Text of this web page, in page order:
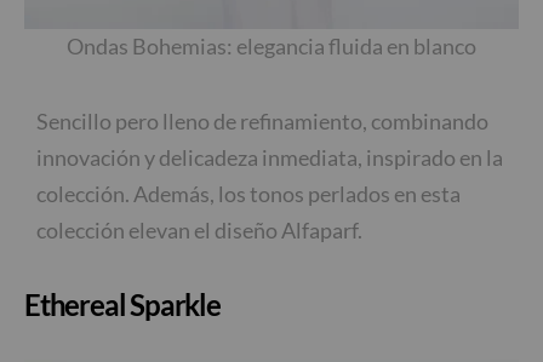
Ondas Bohemias: elegancia fluida en blanco
Sencillo pero lleno de refinamiento, combinando
innovación y delicadeza inmediata, inspirado en la
colección. Además, los tonos perlados en esta
colección elevan el diseño Alfaparf.
Ethereal Sparkle